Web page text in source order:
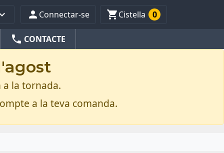
 Connectar-se Cistella 0
phone CONTACTE
a la tornada.
a la teva comanda.